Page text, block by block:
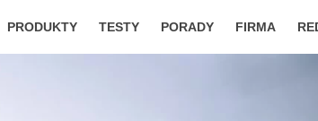
PRODUKTY TESTY PORADY FIRMA